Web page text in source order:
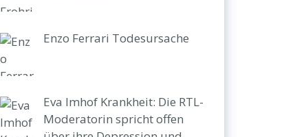
Enzo Ferrari Todesursache
Eva Imhof Krankheit: Die RTL-
Moderatorin spricht offen